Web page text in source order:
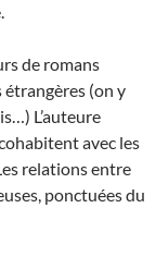
de romans
(on y
L’auteure
avec les
relations entre
ponctuées du